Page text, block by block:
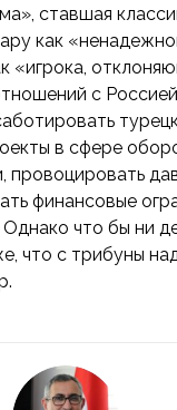
ставшая
как
«игрока,
с
в сфере
финансовые
что бы ни
что с трибуны